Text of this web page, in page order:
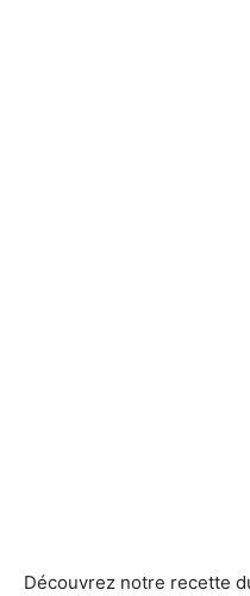
Découvrez notre recette